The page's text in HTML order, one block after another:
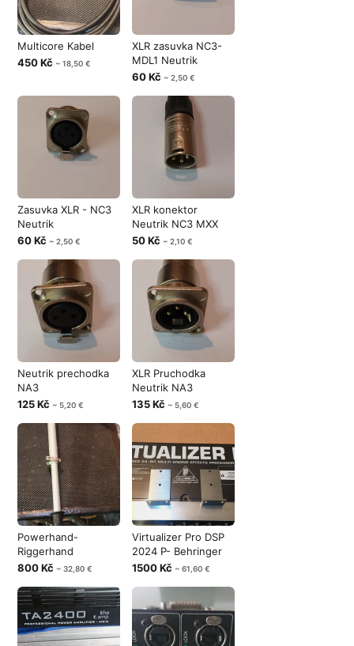
Multicore Kabel
450 Kč ~ 18,50 €
XLR zasuvka NC3-
MDL1 Neutrik
60 Kč ~ 2,50 €
Zasuvka XLR - NC3
Neutrik
60 Kč ~ 2,50 €
XLR konektor
Neutrik NC3 MXX
50 Kč ~ 2,10 €
Neutrik prechodka
NA3
125 Kč ~ 5,20 €
XLR Pruchodka
Neutrik NA3
135 Kč ~ 5,60 €
Powerhand-
Riggerhand
800 Kč ~ 32,80 €
Virtualizer Pro DSP
2024 P- Behringer
1500 Kč ~ 61,60 €